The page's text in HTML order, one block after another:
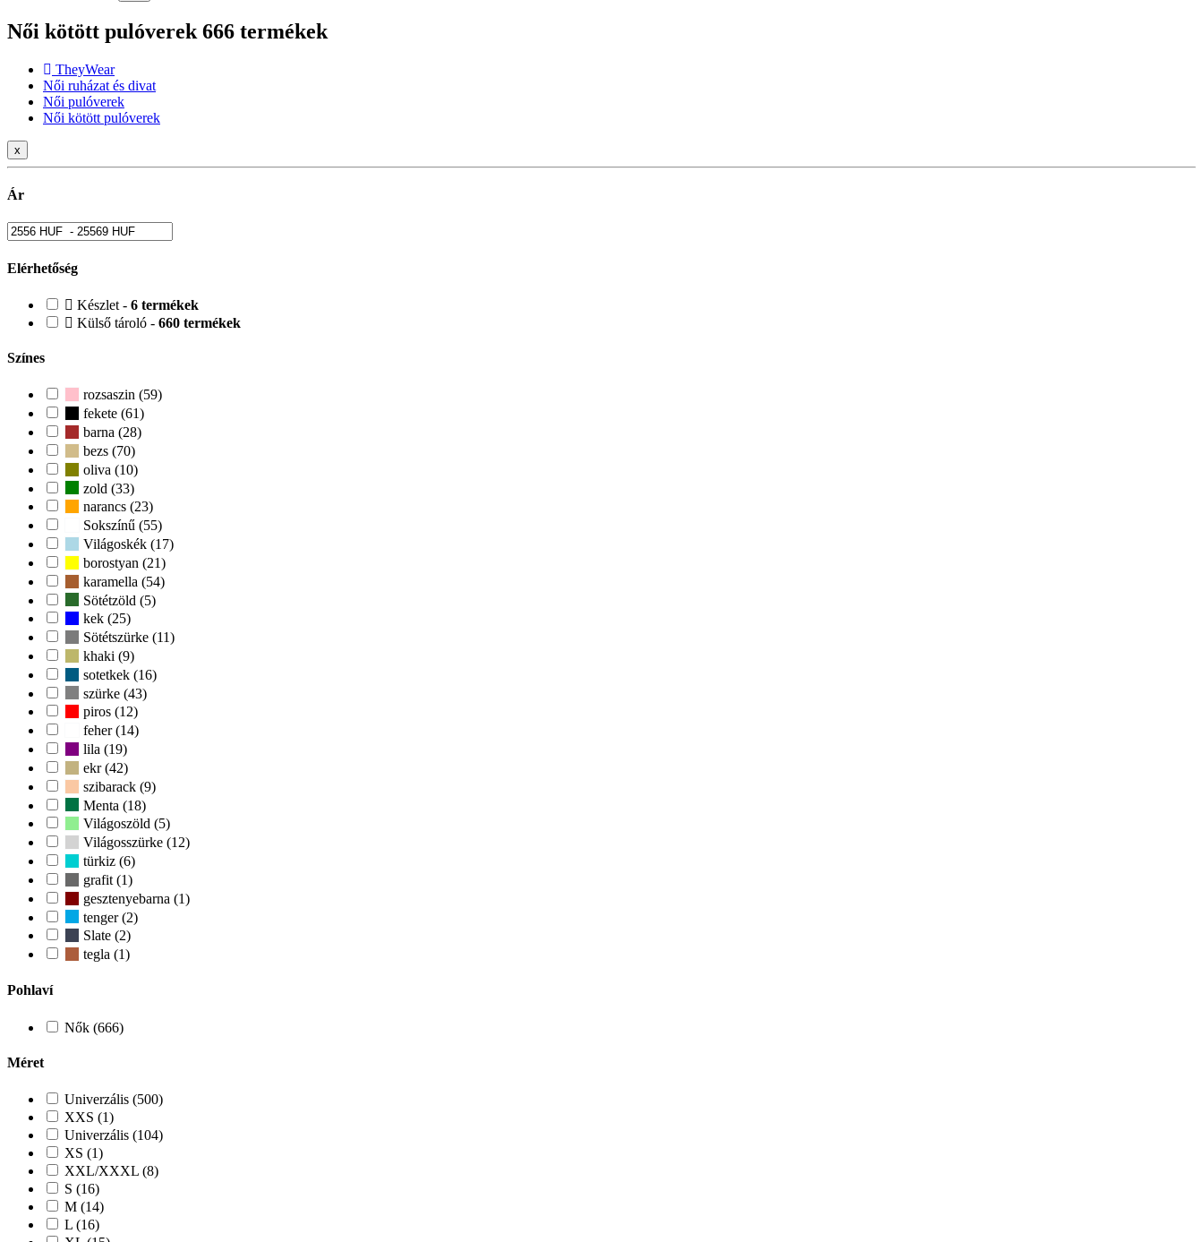
Női kötött pulóverek 666 termékek
TheyWear
Női ruházat és divat
Női pulóverek
Női kötött pulóverek
x
Ár
Elérhetőség
Készlet - 6 termékek
Külső tároló - 660 termékek
Színes
rozsaszin (59)
fekete (61)
barna (28)
bezs (70)
oliva (10)
zold (33)
narancs (23)
Sokszínű (55)
Világoskék (17)
borostyan (21)
karamella (54)
Sötétzöld (5)
kek (25)
Sötétszürke (11)
khaki (9)
sotetkek (16)
szürke (43)
piros (12)
feher (14)
lila (19)
ekr (42)
szibarack (9)
Menta (18)
Világoszöld (5)
Világosszürke (12)
türkiz (6)
grafit (1)
gesztenyebarna (1)
tenger (2)
Slate (2)
tegla (1)
Pohlaví
Nők (666)
Méret
Univerzális (500)
XXS (1)
Univerzális (104)
XS (1)
XXL/XXXL (8)
S (16)
M (14)
L (16)